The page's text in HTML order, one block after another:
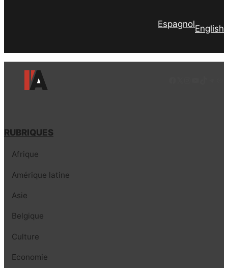
EspagnolEnglish
RUBRIQUES
Afrique
Amérique latine
Asie
Belgique
Culture
Economie